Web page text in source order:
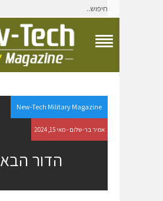
g
l
e
N
a
i
New-Tech Military Magazine
אמיר בר-שלום - מאי 15, 2024
הדור הבא